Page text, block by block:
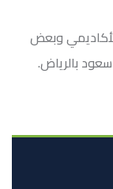
وبعض
بالرياض.